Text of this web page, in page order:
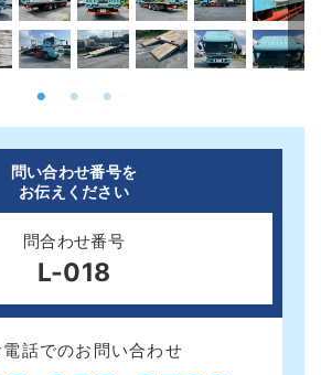
問い合わせ番号を
お伝えください
問合わせ番号
L-018
電話でのお問い合わせ